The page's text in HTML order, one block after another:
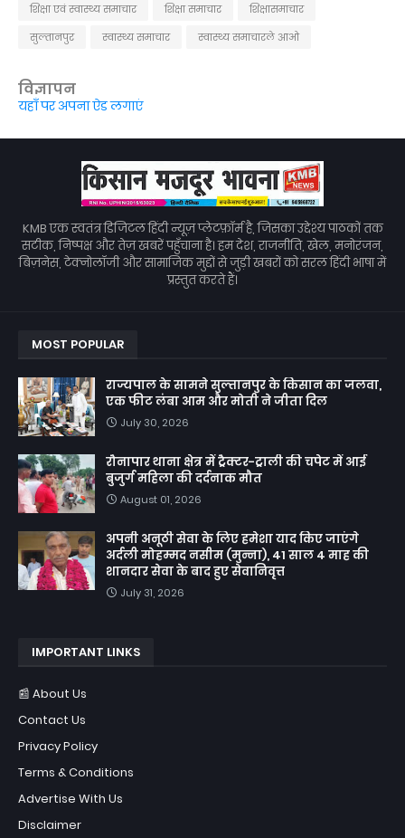
शिक्षा एवं स्वास्थ्य समाचार
शिक्षा समाचार
शिक्षासमाचार
सुल्तानपुर
स्वास्थ्य समाचार स्वास्थ्य समाचारले आओ
विज्ञापन
यहाँ पर अपना ऐड लगाएं
KMB एक स्वतंत्र डिजिटल हिंदी न्यूज़ प्लेटफ़ॉर्म है, जिसका उद्देश्य पाठकों तक
सटीक, निष्पक्ष और तेज़ खबरें पहुँचाना है। हम देश, राजनीति, खेल, मनोरंजन,
बिज़नेस, टेक्नोलॉजी और सामाजिक मुद्दों से जुड़ी खबरों को सरल हिंदी भाषा में
प्रस्तुत करते हैं।
MOST POPULAR
राज्यपाल के सामने सुल्तानपुर के किसान का जलवा,
एक फीट लंबा आम और मोती ने जीता दिल
July 30, 2026
रौनापार थाना क्षेत्र में ट्रैक्टर-ट्राली की चपेट में आई
बुजुर्ग महिला की दर्दनाक मौत
August 01, 2026
अपनी अनूठी सेवा के लिए हमेशा याद किए जाएंगे
अर्दली मोहम्मद नसीम (मुन्ना), 41 साल 4 माह की
शानदार सेवा के बाद हुए सेवानिवृत्त
July 31, 2026
IMPORTANT LINKS
📰 About Us
Contact Us
Privacy Policy
Terms & Conditions
Advertise With Us
Disclaimer